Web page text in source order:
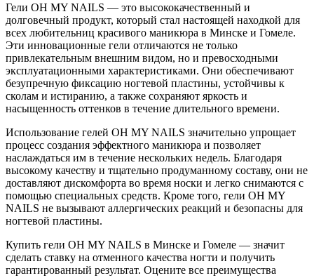
Гели OH MY NAILS — это высококачественный и
долговечный продукт, который стал настоящей находкой для
всех любительниц красивого маникюра в Минске и Гомеле.
Эти инновационные гели отличаются не только
привлекательным внешним видом, но и превосходными
эксплуатационными характеристиками. Они обеспечивают
безупречную фиксацию ногтевой пластины, устойчивы к
сколам и истиранию, а также сохраняют яркость и
насыщенность оттенков в течение длительного времени.
Использование гелей OH MY NAILS значительно упрощает
процесс создания эффектного маникюра и позволяет
наслаждаться им в течение нескольких недель. Благодаря
высокому качеству и тщательно продуманному составу, они не
доставляют дискомфорта во время носки и легко снимаются с
помощью специальных средств. Кроме того, гели OH MY
NAILS не вызывают аллергических реакций и безопасны для
ногтевой пластины.
Купить гели OH MY NAILS в Минске и Гомеле — значит
сделать ставку на отменного качества ногти и получить
гарантированный результат. Оцените все преимущества